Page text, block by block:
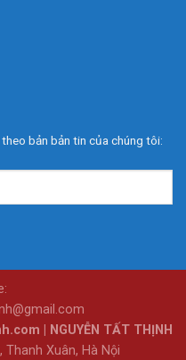
bản bản tin của chúng tôi:
| NGUYỄN TẤT THỊNH
Thanh Xuân, Hà Nội